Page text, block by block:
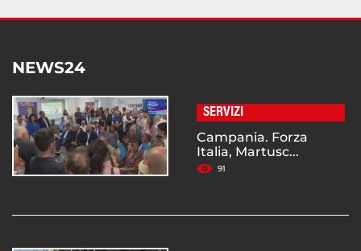
NEWS24
SERVIZI
Campania. Forza
Italia, Martusc...
91